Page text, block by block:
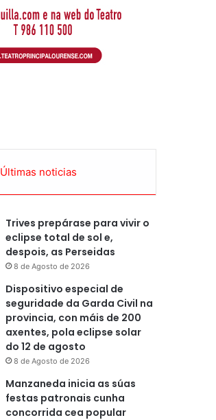
Últimas noticias
Trives prepárase para vivir o
eclipse total de sol e,
despois, as Perseidas
8 de Agosto de 2026
Dispositivo especial de
seguridade da Garda Civil na
provincia, con máis de 200
axentes, pola eclipse solar
do 12 de agosto
8 de Agosto de 2026
Manzaneda inicia as súas
festas patronais cunha
concorrida cea popular